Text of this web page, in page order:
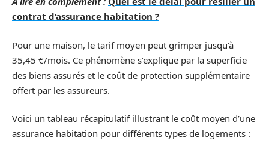
contrat d’assurance habitation ?
Pour une maison, le tarif moyen peut grimper jusqu’à
35,45 €/mois. Ce phénomène s’explique par la superficie
des biens assurés et le coût de protection supplémentaire
offert par les assureurs.
Voici un tableau récapitulatif illustrant le coût moyen d’une
assurance habitation pour différents types de logements :